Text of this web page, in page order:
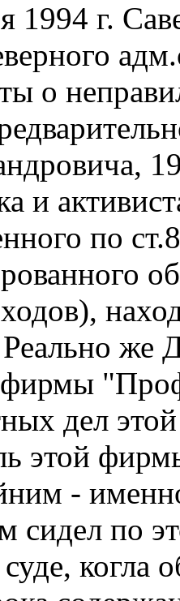
1994 г.
о
и
по
же
фирмы
дел
этой
-
сидел по
когла